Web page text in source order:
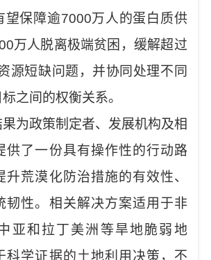
望保障逾7000万人的蛋白质供
万人脱离极端贫困，缓解超过
源短缺问题 ，并协同处理不同
之间的权衡关系。
为政策制定者、发展机构及相
供了一份具有操作性的行动路
升荒漠化防治措施的有效性、
韧性。相关解决方案适用于非
亚和拉丁美洲等旱地脆弱地
科学证据的土地利用决策，不